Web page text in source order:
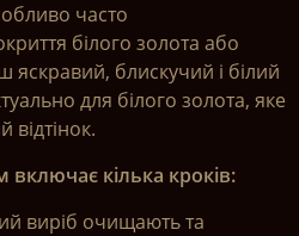
часто
білого золота або
яскравий, блискучий і білий
для білого золота, яке
включає кілька кроків:
виріб очищають та